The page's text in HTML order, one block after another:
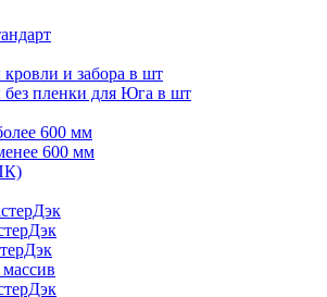
и забора в шт
пленки для Юга в шт
600 мм
600 мм